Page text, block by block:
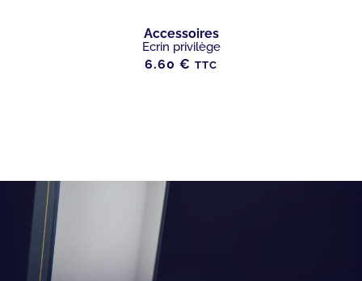
Accessoires
Ecrin privilège
6.60 € TTC